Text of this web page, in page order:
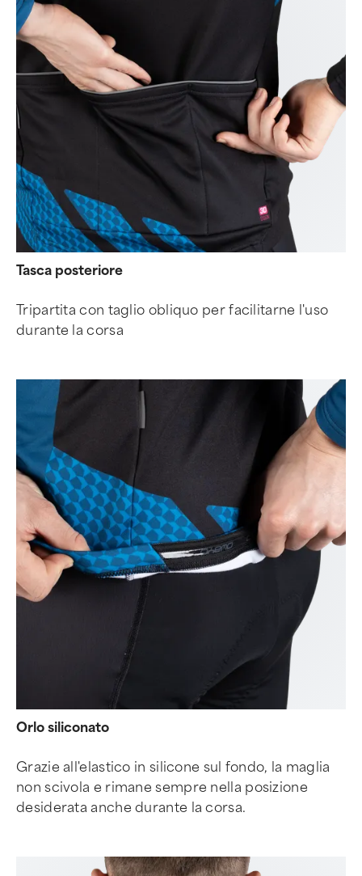
Tasca posteriore
Tripartita con taglio obliquo per facilitarne l'uso
durante la corsa
Orlo siliconato
Grazie all'elastico in silicone sul fondo, la maglia
non scivola e rimane sempre nella posizione
desiderata anche durante la corsa.